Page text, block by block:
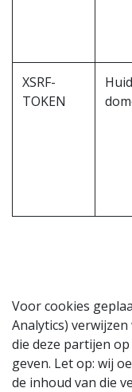
XSRF-
TOKEN
Voor cookies
Analytics)
die deze partijen
geven. Let op: wij
de inhoud van die